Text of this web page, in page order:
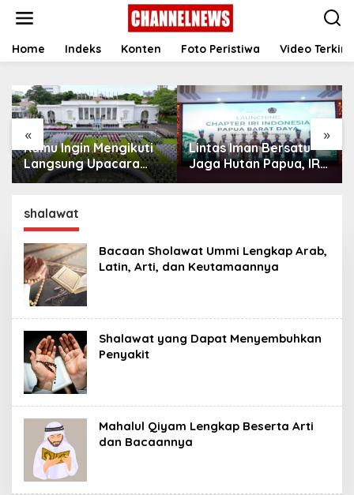
t
Home Indeks Konten Foto Peristiwa Video Terkini
« »
Kamu Ingin Mengikuti
Langsung Upacara
HUT Ke-81
Istana? Ini Link
Pendaftaran Resminya
di Sini
Lintas Iman Bersatu
Jaga Hutan Papua, IRI
Indonesia Resmikan
shalawat
Bacaan Sholawat Ummi Lengkap ‎Arab,
Latin, Arti, dan ‎Keutamaannya
Shalawat yang Dapat Menyembuhkan
Penyakit
Mahalul Qiyam Lengkap Beserta Arti
dan Bacaannya